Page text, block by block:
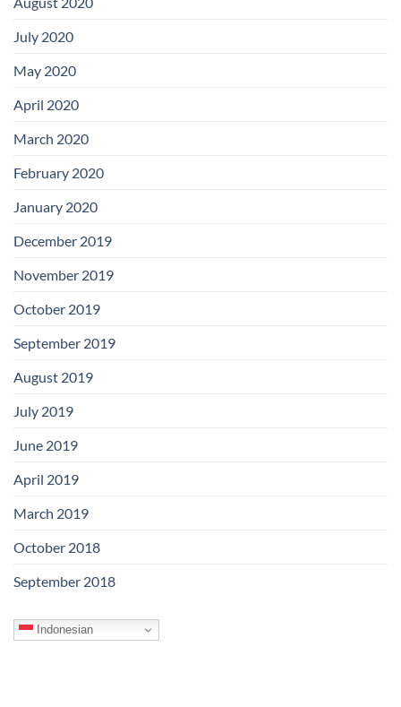
July 2020
May 2020
April 2020
March 2020
February 2020
January 2020
December 2019
November 2019
October 2019
September 2019
August 2019
July 2019
June 2019
April 2019
March 2019
October 2018
September 2018
Indonesian